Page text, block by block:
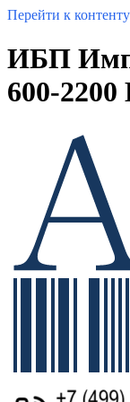
Перейти к контенту
ИБП
600-